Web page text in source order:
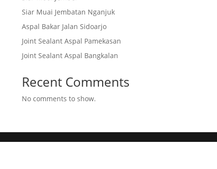
Siar Muai Jembatan Nganjuk
Aspal Bakar Jalan Sidoarjo
Joint Sealant Aspal Pamekasan
Joint Sealant Aspal Bangkalan
Recent Comments
No comments to show.